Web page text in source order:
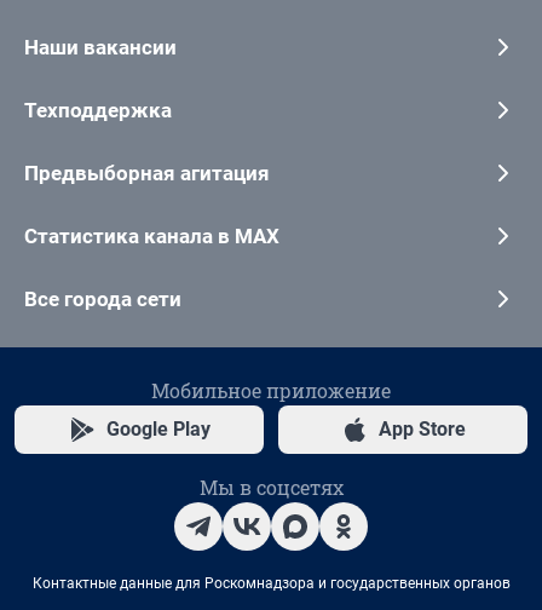
Наши вакансии
Техподдержка
Предвыборная агитация
Статистика канала в MAX
Все города сети
Мобильное приложение
Google Play App Store
Мы в соцсетях
Контактные данные для Роскомнадзора и государственных органов